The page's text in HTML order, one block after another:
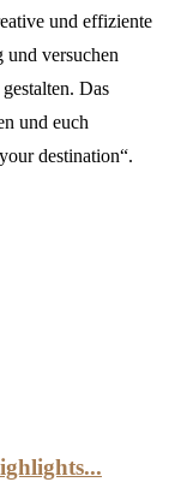
und effiziente
und versuchen
Das
und euch
destination“.